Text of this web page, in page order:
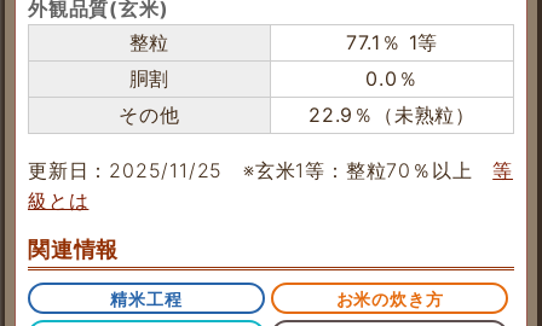
外観品質(玄米)
整粒
77.1％ 1等
胴割
0.0％
その他
22.9％（未熟粒）
更新日：2025/11/25 ※玄米1等：整粒70％以上等
級とは
関連情報
精米工程
お米の炊き方